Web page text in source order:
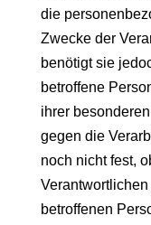
die
Zwecke der
benötigt sie
betroffene
ihrer
gegen die
noch nicht fest,
betroffenen